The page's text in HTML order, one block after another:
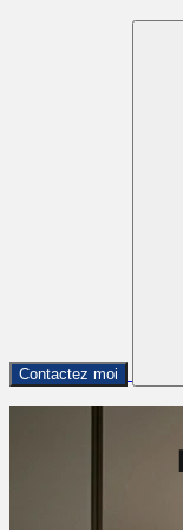
Contactez moi